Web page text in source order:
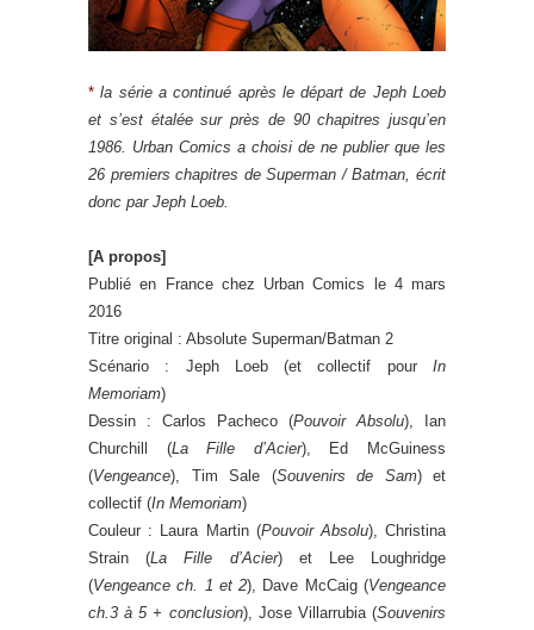
* la série a continué après le départ de Jeph Loeb
et s’est étalée sur près de 90 chapitres jusqu’en
1986. Urban Comics a choisi de ne publier que les
26 premiers chapitres de Superman / Batman, écrit
donc par Jeph Loeb.
[A propos]
Publié en France chez Urban Comics le 4 mars
2016
Titre original : Absolute Superman/Batman 2
Scénario : Jeph Loeb (et collectif pour In
Memoriam)
Dessin : Carlos Pacheco (Pouvoir Absolu), Ian
Churchill (La Fille d’Acier), Ed McGuiness
(Vengeance), Tim Sale (Souvenirs de Sam) et
collectif (In Memoriam)
Couleur : Laura Martin (Pouvoir Absolu), Christina
Strain (La Fille d’Acier) et Lee Loughridge
(Vengeance ch. 1 et 2), Dave McCaig (Vengeance
ch.3 à 5 + conclusion), Jose Villarrubia (Souvenirs